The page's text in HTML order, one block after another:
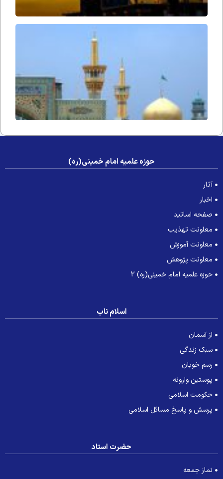
آوازِ
حوزه علمیه امام خمینی(ره)
آثار
اخبار
صفحه اساتید
معاونت تهذیب
معاونت آموزش
معاونت پژوهش
حوزه علمیه امام خمینی(ره) 2
اسلام ناب
از آسمان
سبک زندگی
رسم خوبان
پوستین وارونه
حکومت اسلامی
پرسش و پاسخ مسائل اسلامی
حضرت استاد
نماز جمعه